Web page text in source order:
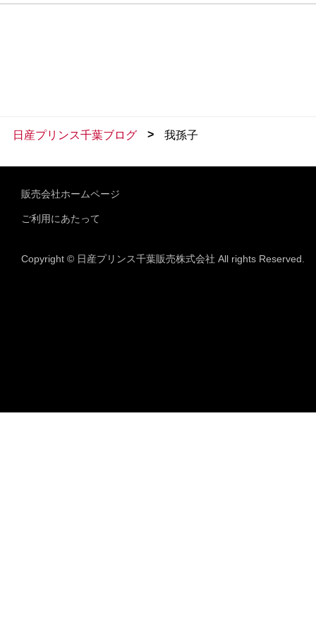
日産プリンス千葉ブログ > 我孫子
販売会社ホームページ
ご利用にあたって
Copyright © 日産プリンス千葉販売株式会社 All rights Reserved.